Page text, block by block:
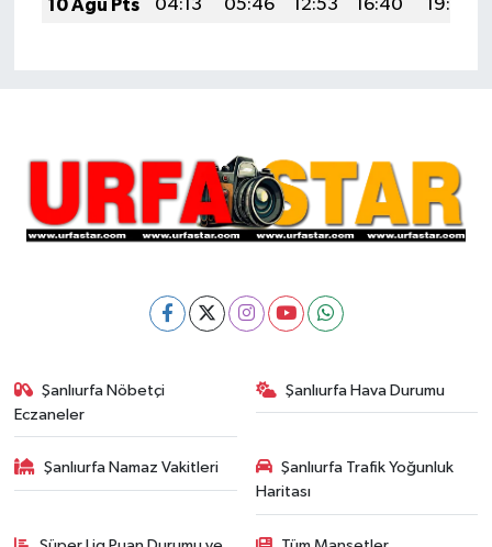
10 Ağu Pts
04:13 05:46 12:53 16:40 19:50
Şanlıurfa Nöbetçi
Eczaneler
Şanlıurfa Hava Durumu
Şanlıurfa Namaz Vakitleri
Şanlıurfa Trafik Yoğunluk
Haritası